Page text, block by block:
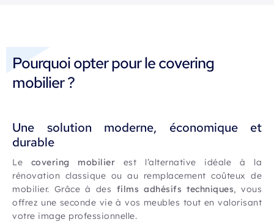
Pourquoi opter pour le covering
mobilier ?
Une solution moderne, économique et
durable
Le covering mobilier est l’alternative idéale à la
rénovation classique ou au remplacement coûteux de
mobilier. Grâce à des films adhésifs techniques, vous
offrez une seconde vie à vos meubles tout en valorisant
votre image professionnelle.